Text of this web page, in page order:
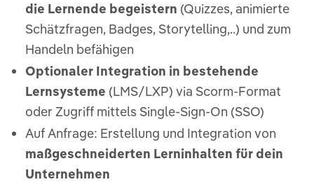
die Lernende begeistern (Quizzes, animierte
Schätzfragen, Badges, Storytelling,..) und zum
Handeln befähigen
Optionaler Integration in bestehende
Lernsysteme (LMS/LXP) via Scorm-Format
oder Zugriff mittels Single-Sign-On (SSO)
Auf Anfrage: Erstellung und Integration von
maßgeschneiderten Lerninhalten für dein
Unternehmen